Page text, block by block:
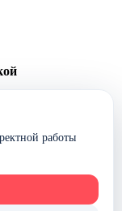
об ошибке и
работы